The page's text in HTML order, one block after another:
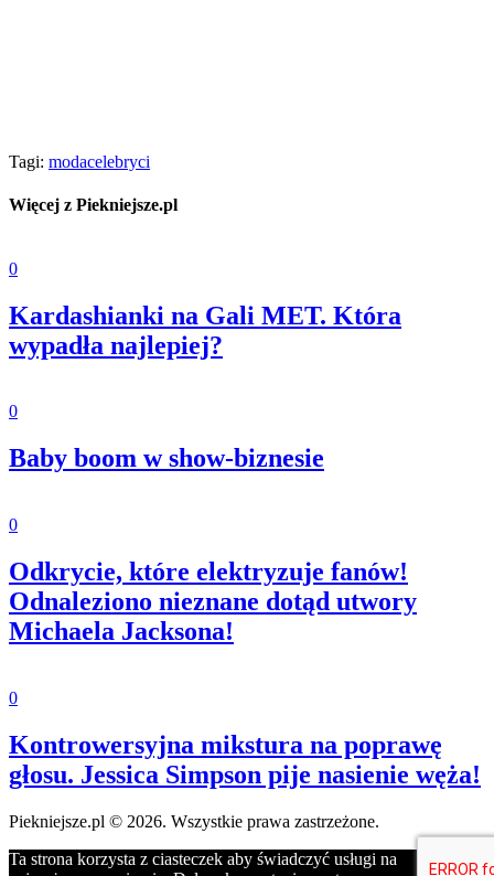
Tagi: modacelebryci
Więcej z Piekniejsze.pl
0
Kardashianki na Gali MET. Która
wypadła najlepiej?
0
Baby boom w show-biznesie
0
Odkrycie, które elektryzuje fanów!
Odnaleziono nieznane dotąd utwory
Michaela Jacksona!
0
Kontrowersyjna mikstura na poprawę
głosu. Jessica Simpson pije nasienie węża!
Piekniejsze.pl © 2026. Wszystkie prawa zastrzeżone.
Ta strona korzysta z ciasteczek aby świadczyć usługi na